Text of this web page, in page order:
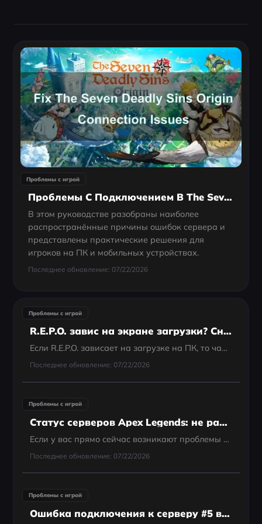
Проблемы с игрой
Проблемы С Подключением В The Seven Deadly Sins: Origin — Как Исправить Ошибку Подключения К Серверу, Тайм-Аут И Серверные Ошибки
В этом руководстве разобраны наиболее
распространённые причины ошибок сервера и
представлены практические решения для
игроков на ПК и мобильных устройствах.
Последнее обновление: 07/22/2026
Проблемы с игрой
R.E.P.O. завис на экране загрузки? Сначала попробуйте эти способы
Если R.E.P.O. зависает на загрузке на ПК, то чаще всего помогают такие решения: полностью перезапустить игру и Steam, перезагрузить компьютер, проверить целостность файлов игры, а если вы используете моды — сначала отключить их все. Особенно в сборках...
Последнее обновление: 07/22/2026
Проблемы с игрой
Статус серверов Apex Legends: не работает ли Apex прямо сейчас и как это проверить
Если у вас прямо сейчас возникают проблемы с серверами Apex Legends. Прежде чем делать вывод о полном сбое, сначала проверьте время последнего обновления на каждой странице статуса**. Если основная страница серверов по-прежнему показывает, что всё...
Последнее обновление: 07/22/2026
Проблемы с игрой
Ошибка подключения к серверу #5 в Fortnite: почему это происходит и как исправить